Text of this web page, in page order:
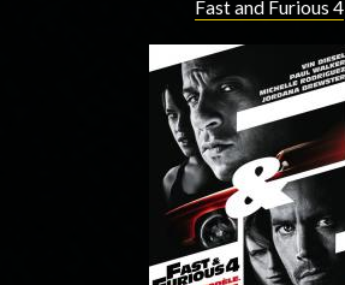
Fast and Furious 4